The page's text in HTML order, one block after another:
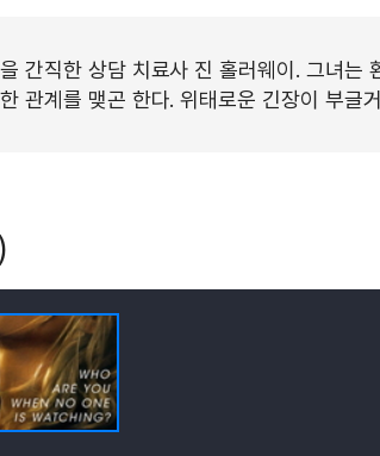
간직한 상담 치료사 진 홀러웨이. 그녀는
관계를 맺곤 한다. 위태로운 긴장이 부글